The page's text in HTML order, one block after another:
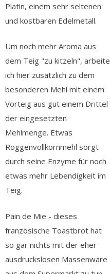
Platin, einem sehr seltenen
und kostbaren Edelmetall.
Um noch mehr Aroma aus
dem Teig "zu kitzeln", arbeite
ich hier zusätzlich zu dem
besonderen Mehl mit einem
Vorteig aus gut einem Drittel
der eingesetzten
Mehlmenge. Etwas
Roggenvollkornmehl sorgt
durch seine Enzyme für noch
etwas mehr Lebendigkeit im
Teig.
Pain de Mie - dieses
französische Toastbrot hat
so gar nichts mit der eher
ausdruckslosen Massenware